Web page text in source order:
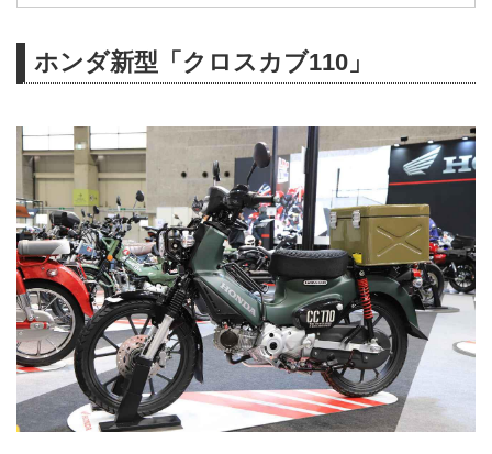
ホンダ新型「クロスカブ110」